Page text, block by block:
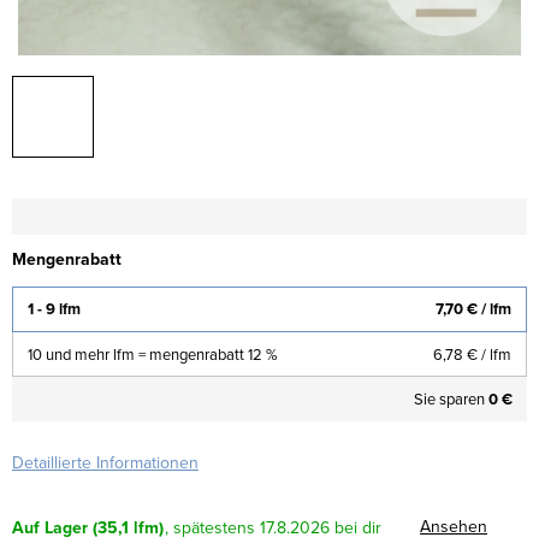
Mengenrabatt
1 - 9 lfm 7,70 €/ lfm
10 und mehr lfm = mengenrabatt 12 % 6,78 €/ lfm
Sie sparen0 €
Detaillierte Informationen
Auf Lager(35,1 lfm) 17.8.2026
Ansehen